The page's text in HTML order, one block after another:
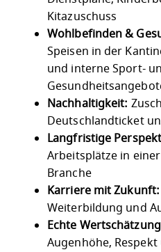
Kitazuschuss
Wohlbefinden &
Speisen in der
und interne Sport-
Nachhaltigkeit:
Deutschlandticket
Langfristige
Arbeitsplätze in
Branche
Karriere mit Zukunft:
Weiterbildung und
Echte
Augenhöhe,